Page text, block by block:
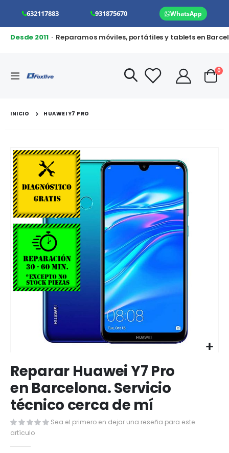
632117883 931875670 WhatsApp
Desde 2011· Reparamos móviles, portátiles y tablets en
Toggle
Cart
0
INICIO HUAWEI Y7 PRO
Saltar
al
final
de
la
galería
de
imágenes
al
comienzo
de
la
galería
de
imágenes
Reparar Huawei Y7 Pro
en Barcelona. Servicio
técnico cerca de mí
Sea el primero en dejar una reseña para este
artículo